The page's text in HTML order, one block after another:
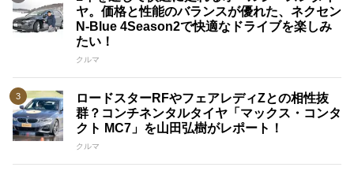
ヤ。価格と性能のバランスが優れた、ネクセン
N-Blue 4Season2で快適なドライブを楽しみ
たい！
クルマ
ロードスターRFやフェアレディZとの相性抜
群？コンチネンタルタイヤ「マックス・コンタ
クト MC7」を山田弘樹がレポート！
クルマ